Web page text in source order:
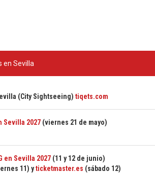
en Sevilla
(City Sightseeing) tiqets.com
Sevilla 2027 (viernes 21 de mayo)
en Sevilla 2027 (11 y 12 de junio)
11) yticketmaster.es (sábado 12)